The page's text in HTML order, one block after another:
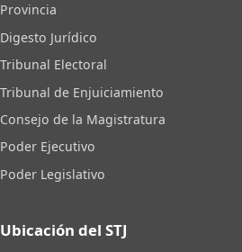
Provincia
Digesto Jurídico
Tribunal Electoral
Tribunal de Enjuiciamiento
Consejo de la Magistratura
Poder Ejecutivo
Poder Legislativo
Ubicación del STJ